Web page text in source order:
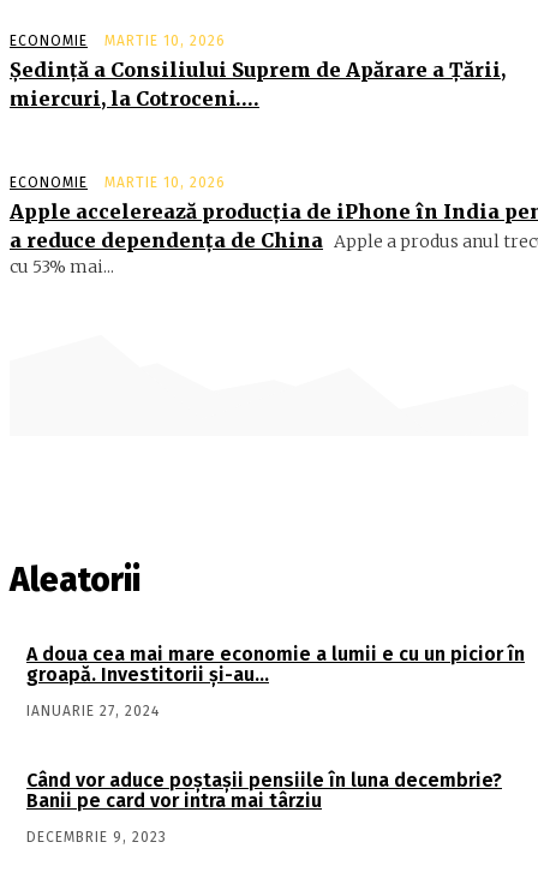
ECONOMIE MARTIE 10, 2026
Şedinţă a Consiliului Suprem de Apărare a Ţării,
miercuri, la Cotroceni….
ECONOMIE MARTIE 10, 2026
Apple accelerează producția de iPhone în India
a reduce dependența de China Apple a produs anul
cu 53% mai...
Aleatorii
A doua cea mai mare economie a lumii e cu un picior în
groapă. Investitorii şi-au…
IANUARIE 27, 2024
Când vor aduce poștașii pensiile în luna decembrie?
Banii pe card vor intra mai târziu
DECEMBRIE 9, 2023